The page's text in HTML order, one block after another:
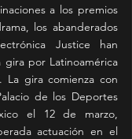
a los premios
los abanderados
Justice han
gira por Latinoamérica
La gira comienza con
de los Deportes
el 12 de marzo,
actuación en el